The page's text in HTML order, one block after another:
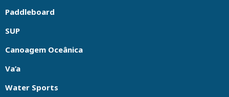
Paddleboard
SUP
Canoagem Oceânica
Va’a
Water Sports